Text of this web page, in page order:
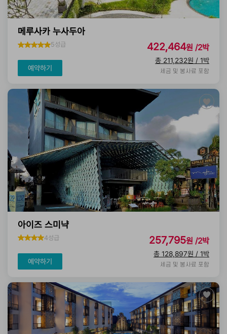
메루사카 누사두아
5성급
예약하기
422,464원 /2박
총 211,232원 / 1박
세금 및 봉사료 포함
아이즈 스미냑
4성급
예약하기
257,795원 /2박
총 128,897원 / 1박
세금 및 봉사료 포함